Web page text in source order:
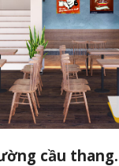
cầu thang.